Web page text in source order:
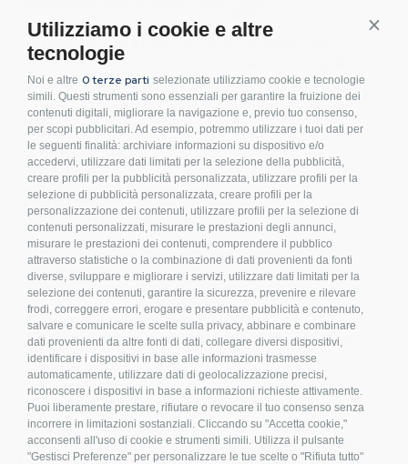
Utilizziamo i cookie e altre
tecnologie
Noi e altre 0 terze parti selezionate utilizziamo cookie e tecnologie
simili. Questi strumenti sono essenziali per garantire la fruizione dei
contenuti digitali, migliorare la navigazione e, previo tuo consenso,
per scopi pubblicitari. Ad esempio, potremmo utilizzare i tuoi dati per
le seguenti finalità: archiviare informazioni su dispositivo e/o
accedervi, utilizzare dati limitati per la selezione della pubblicità,
creare profili per la pubblicità personalizzata, utilizzare profili per la
selezione di pubblicità personalizzata, creare profili per la
personalizzazione dei contenuti, utilizzare profili per la selezione di
contenuti personalizzati, misurare le prestazioni degli annunci,
misurare le prestazioni dei contenuti, comprendere il pubblico
attraverso statistiche o la combinazione di dati provenienti da fonti
diverse, sviluppare e migliorare i servizi, utilizzare dati limitati per la
selezione dei contenuti, garantire la sicurezza, prevenire e rilevare
frodi, correggere errori, erogare e presentare pubblicità e contenuto,
salvare e comunicare le scelte sulla privacy, abbinare e combinare
dati provenienti da altre fonti di dati, collegare diversi dispositivi,
identificare i dispositivi in base alle informazioni trasmesse
automaticamente, utilizzare dati di geolocalizzazione precisi,
riconoscere i dispositivi in base a informazioni richieste attivamente.
Puoi liberamente prestare, rifiutare o revocare il tuo consenso senza
incorrere in limitazioni sostanziali. Cliccando su "Accetta cookie,"
acconsenti all'uso di cookie e strumenti simili. Utilizza il pulsante
"Gestisci Preferenze" per personalizzare le tue scelte o "Rifiuta tutto"
Distributori per il mercato B2B di Bulloneria,
Raccorderia e Accessori in Acciaio Inossidabile.
Sistemi di fissaggio per Impianti Fotovoltaici.
Condizioni d’acquisto
Privacy Policy
Cookies
Compliance
Etichettatura Ambientale
FAQ
Bulloneria
Raccorderia
Accessori per Arredo e Nautica
Sistemi di fissaggio per Impianti Fotovoltaici
Iscriviti alla nostra newsletter!
ISCRIVITI